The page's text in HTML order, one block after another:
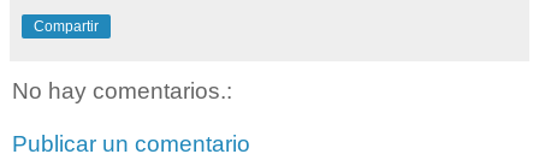
Compartir
No hay comentarios.:
Publicar un comentario